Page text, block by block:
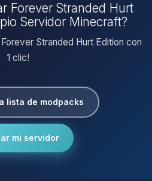
Forever Stranded Hurt
Servidor Minecraft?
Stranded Hurt Edition con
1 clic!
lista de modpacks
mi servidor